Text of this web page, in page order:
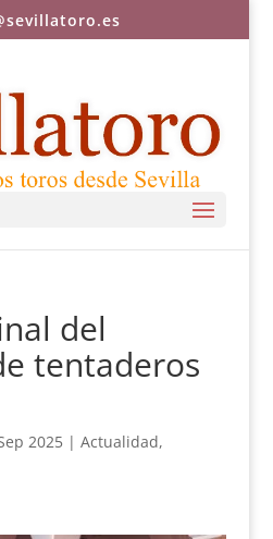
del
tentaderos
2025| Actualidad,